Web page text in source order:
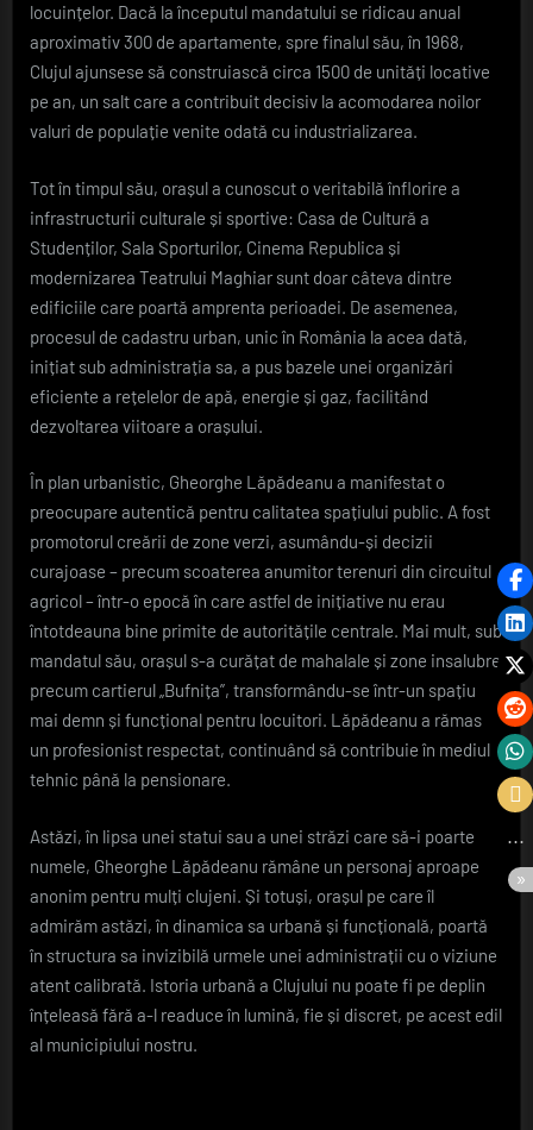
locuințelor. Dacă la începutul mandatului se ridicau anual
aproximativ 300 de apartamente, spre finalul său, în 1968,
Clujul ajunsese să construiască circa 1500 de unități locative
pe an, un salt care a contribuit decisiv la acomodarea noilor
valuri de populație venite odată cu industrializarea.
Tot în timpul său, orașul a cunoscut o veritabilă înflorire a
infrastructurii culturale și sportive: Casa de Cultură a
Studenților, Sala Sporturilor, Cinema Republica și
modernizarea Teatrului Maghiar sunt doar câteva dintre
edificiile care poartă amprenta perioadei. De asemenea,
procesul de cadastru urban, unic în România la acea dată,
inițiat sub administrația sa, a pus bazele unei organizări
eficiente a rețelelor de apă, energie și gaz, facilitând
dezvoltarea viitoare a orașului.
În plan urbanistic, Gheorghe Lăpădeanu a manifestat o
preocupare autentică pentru calitatea spațiului public. A fost
promotorul creării de zone verzi, asumându-și decizii
curajoase – precum scoaterea anumitor terenuri din circuitul
agricol – într-o epocă în care astfel de inițiative nu erau
întotdeauna bine primite de autoritățile centrale. Mai mult, sub
mandatul său, orașul s-a curățat de mahalale și zone insalubre
precum cartierul „Bufnița”, transformându-se într-un spațiu
mai demn și funcțional pentru locuitori. Lăpădeanu a rămas
un profesionist respectat, continuând să contribuie în mediul
tehnic până la pensionare.
Astăzi, în lipsa unei statui sau a unei străzi care să-i poarte
numele, Gheorghe Lăpădeanu rămâne un personaj aproape
anonim pentru mulți clujeni. Și totuși, orașul pe care îl
admirăm astăzi, în dinamica sa urbană și funcțională, poartă
în structura sa invizibilă urmele unei administrații cu o viziune
atent calibrată. Istoria urbană a Clujului nu poate fi pe deplin
înțeleasă fără a-l readuce în lumină, fie și discret, pe acest edil
al municipiului nostru.